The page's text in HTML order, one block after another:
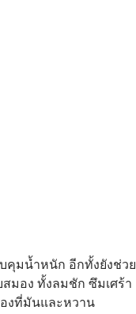
คุมน้ำหนัก อีกทั้งยังช่วย
มอง ทั้งลมชัก ซึมเศร้า
งที่มันและหวาน